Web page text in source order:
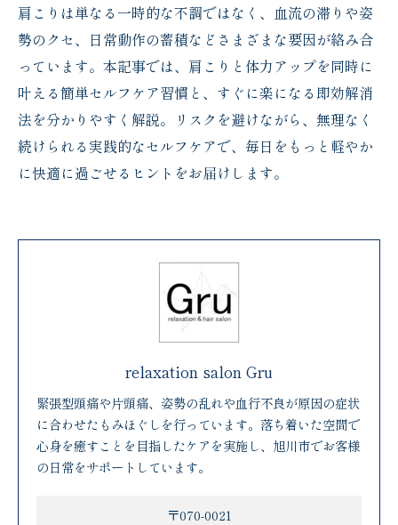
肩こりは単なる一時的な不調ではなく、血流の滞りや姿
勢のクセ、日常動作の蓄積などさまざまな要因が絡み合
っています。本記事では、肩こりと体力アップを同時に
叶える簡単セルフケア習慣と、すぐに楽になる即効解消
法を分かりやすく解説。リスクを避けながら、無理なく
続けられる実践的なセルフケアで、毎日をもっと軽やか
に快適に過ごせるヒントをお届けします。
relaxation salon Gru
緊張型頭痛や片頭痛、姿勢の乱れや血行不良が原因の症状
に合わせたもみほぐしを行っています。落ち着いた空間で
心身を癒すことを目指したケアを実施し、旭川市でお客様
の日常をサポートしています。
〒070-0021